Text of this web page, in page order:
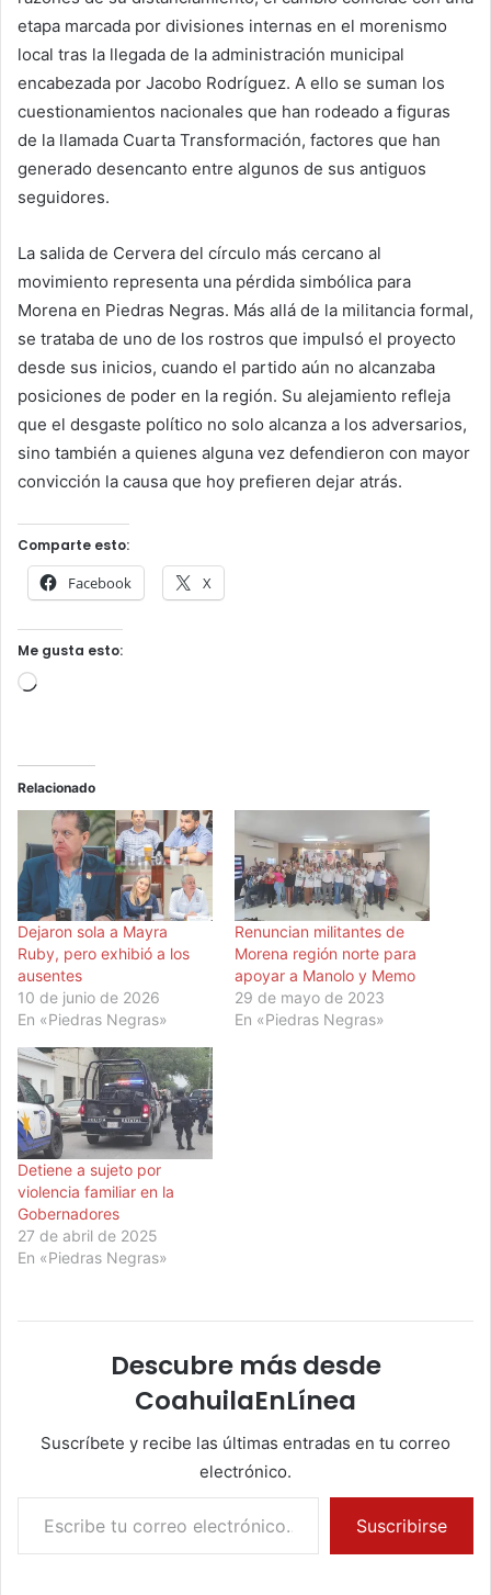
etapa marcada por divisiones internas en el morenismo
local tras la llegada de la administración municipal
encabezada por Jacobo Rodríguez. A ello se suman los
cuestionamientos nacionales que han rodeado a figuras
de la llamada Cuarta Transformación, factores que han
generado desencanto entre algunos de sus antiguos
seguidores.
La salida de Cervera del círculo más cercano al
movimiento representa una pérdida simbólica para
Morena en Piedras Negras. Más allá de la militancia formal,
se trataba de uno de los rostros que impulsó el proyecto
desde sus inicios, cuando el partido aún no alcanzaba
posiciones de poder en la región. Su alejamiento refleja
que el desgaste político no solo alcanza a los adversarios,
sino también a quienes alguna vez defendieron con mayor
convicción la causa que hoy prefieren dejar atrás.
Comparte esto:
Facebook X
Me gusta esto:
Cargando...
Relacionado
Dejaron sola a Mayra
Ruby, pero exhibió a los
ausentes
10 de junio de 2026
En «Piedras Negras»
Renuncian militantes de
Morena región norte para
apoyar a Manolo y Memo
29 de mayo de 2023
En «Piedras Negras»
Detiene a sujeto por
violencia familiar en la
Gobernadores
27 de abril de 2025
En «Piedras Negras»
Descubre más desde
CoahuilaEnLínea
Suscríbete y recibe las últimas entradas en tu correo
electrónico.
Escribe tu correo electrónico…
Suscribirse